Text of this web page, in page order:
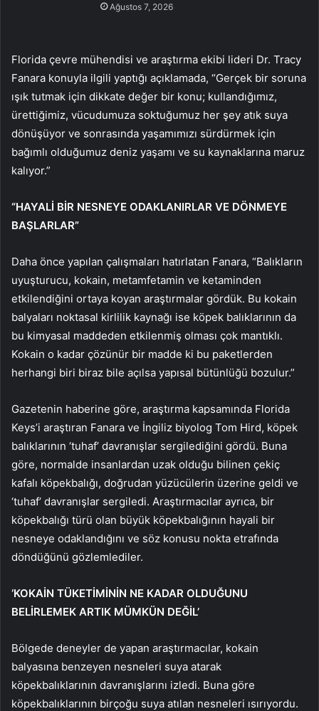
Ağustos 7, 2026
Florida çevre mühendisi ve araştırma ekibi lideri Dr. Tracy
Fanara konuyla ilgili yaptığı açıklamada, “Gerçek bir soruna
ışık tutmak için dikkate değer bir konu; kullandığımız,
ürettiğimiz, vücudumuza soktuğumuz her şey atık suya
dönüşüyor ve sonrasında yaşamımızı sürdürmek için
bağımlı olduğumuz deniz yaşamı ve su kaynaklarına maruz
kalıyor.”
“HAYALİ BİR NESNEYE ODAKLANIRLAR VE DÖNMEYE
BAŞLARLAR”
Daha önce yapılan çalışmaları hatırlatan Fanara, “Balıkların
uyuşturucu, kokain, metamfetamin ve ketaminden
etkilendiğini ortaya koyan araştırmalar gördük. Bu kokain
balyaları noktasal kirlilik kaynağı ise köpek balıklarının da
bu kimyasal maddeden etkilenmiş olması çok mantıklı.
Kokain o kadar çözünür bir madde ki bu paketlerden
herhangi biri biraz bile açılsa yapısal bütünlüğü bozulur.”
Gazetenin haberine göre, araştırma kapsamında Florida
Keys’i araştıran Fanara ve İngiliz biyolog Tom Hird, köpek
balıklarının ‘tuhaf’ davranışlar sergilediğini gördü. Buna
göre, normalde insanlardan uzak olduğu bilinen çekiç
kafalı köpekbalığı, doğrudan yüzücülerin üzerine geldi ve
‘tuhaf’ davranışlar sergiledi. Araştırmacılar ayrıca, bir
köpekbalığı türü olan büyük köpekbalığının hayali bir
nesneye odaklandığını ve söz konusu nokta etrafında
döndüğünü gözlemlediler.
‘KOKAİN TÜKETİMİNİN NE KADAR OLDUĞUNU
BELİRLEMEK ARTIK MÜMKÜN DEĞİL’
Bölgede deneyler de yapan araştırmacılar, kokain
balyasına benzeyen nesneleri suya atarak
köpekbalıklarının davranışlarını izledi. Buna göre
köpekbalıklarının birçoğu suya atılan nesneleri ısırıyordu.